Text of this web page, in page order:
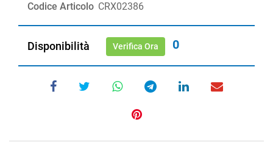
Codice Articolo CRX02386
Disponibilità Verifica Ora 0